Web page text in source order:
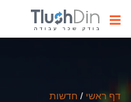
דף ראשי / חדשות